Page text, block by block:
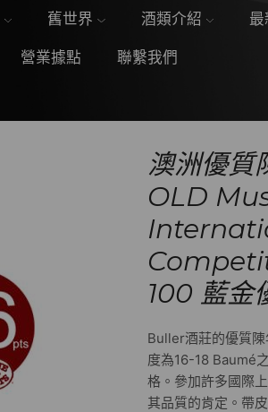
舊世界 酒類介紹 最
營業據點 聯繫我們
澳洲優質
OLD
100 藍金
Buller酒莊的優質
度為16-18 Baumé
格。參加許多國際
其品質的肯定。帶